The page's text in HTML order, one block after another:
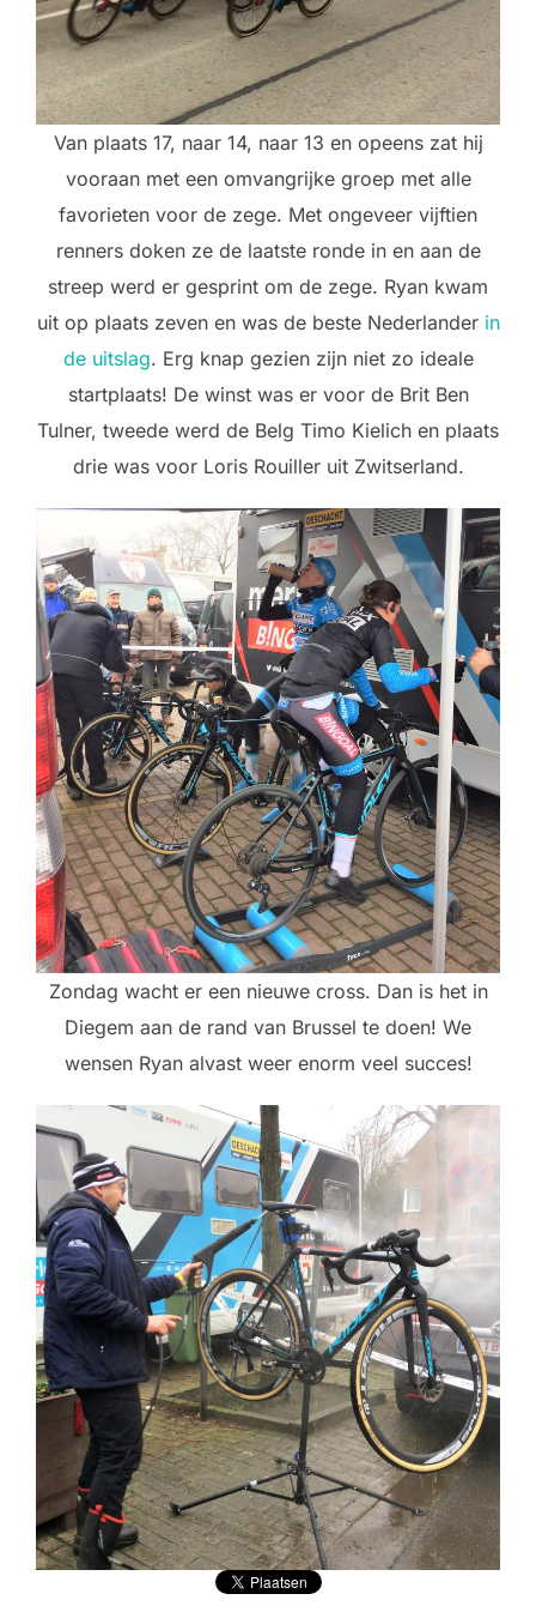
Van plaats 17, naar 14, naar 13 en opeens zat hij
vooraan met een omvangrijke groep met alle
favorieten voor de zege. Met ongeveer vijftien
renners doken ze de laatste ronde in en aan de
streep werd er gesprint om de zege. Ryan kwam
uit op plaats zeven en was de beste Nederlander in
de uitslag. Erg knap gezien zijn niet zo ideale
startplaats! De winst was er voor de Brit Ben
Tulner, tweede werd de Belg Timo Kielich en plaats
drie was voor Loris Rouiller uit Zwitserland.
Zondag wacht er een nieuwe cross. Dan is het in
Diegem aan de rand van Brussel te doen! We
wensen Ryan alvast weer enorm veel succes!